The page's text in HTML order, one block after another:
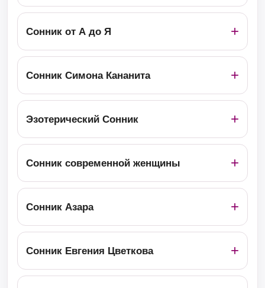
Сонник от А до Я
Сонник Симона Кананита
Эзотерический Сонник
Сонник современной женщины
Сонник Азара
Сонник Евгения Цветкова